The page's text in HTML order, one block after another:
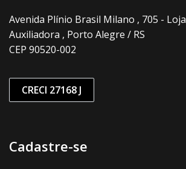
Avenida Plínio Brasil Milano , 705 - Loja
Auxiliadora , Porto Alegre / RS
CEP 90520-002
CRECI 27168 J
Cadastre-se